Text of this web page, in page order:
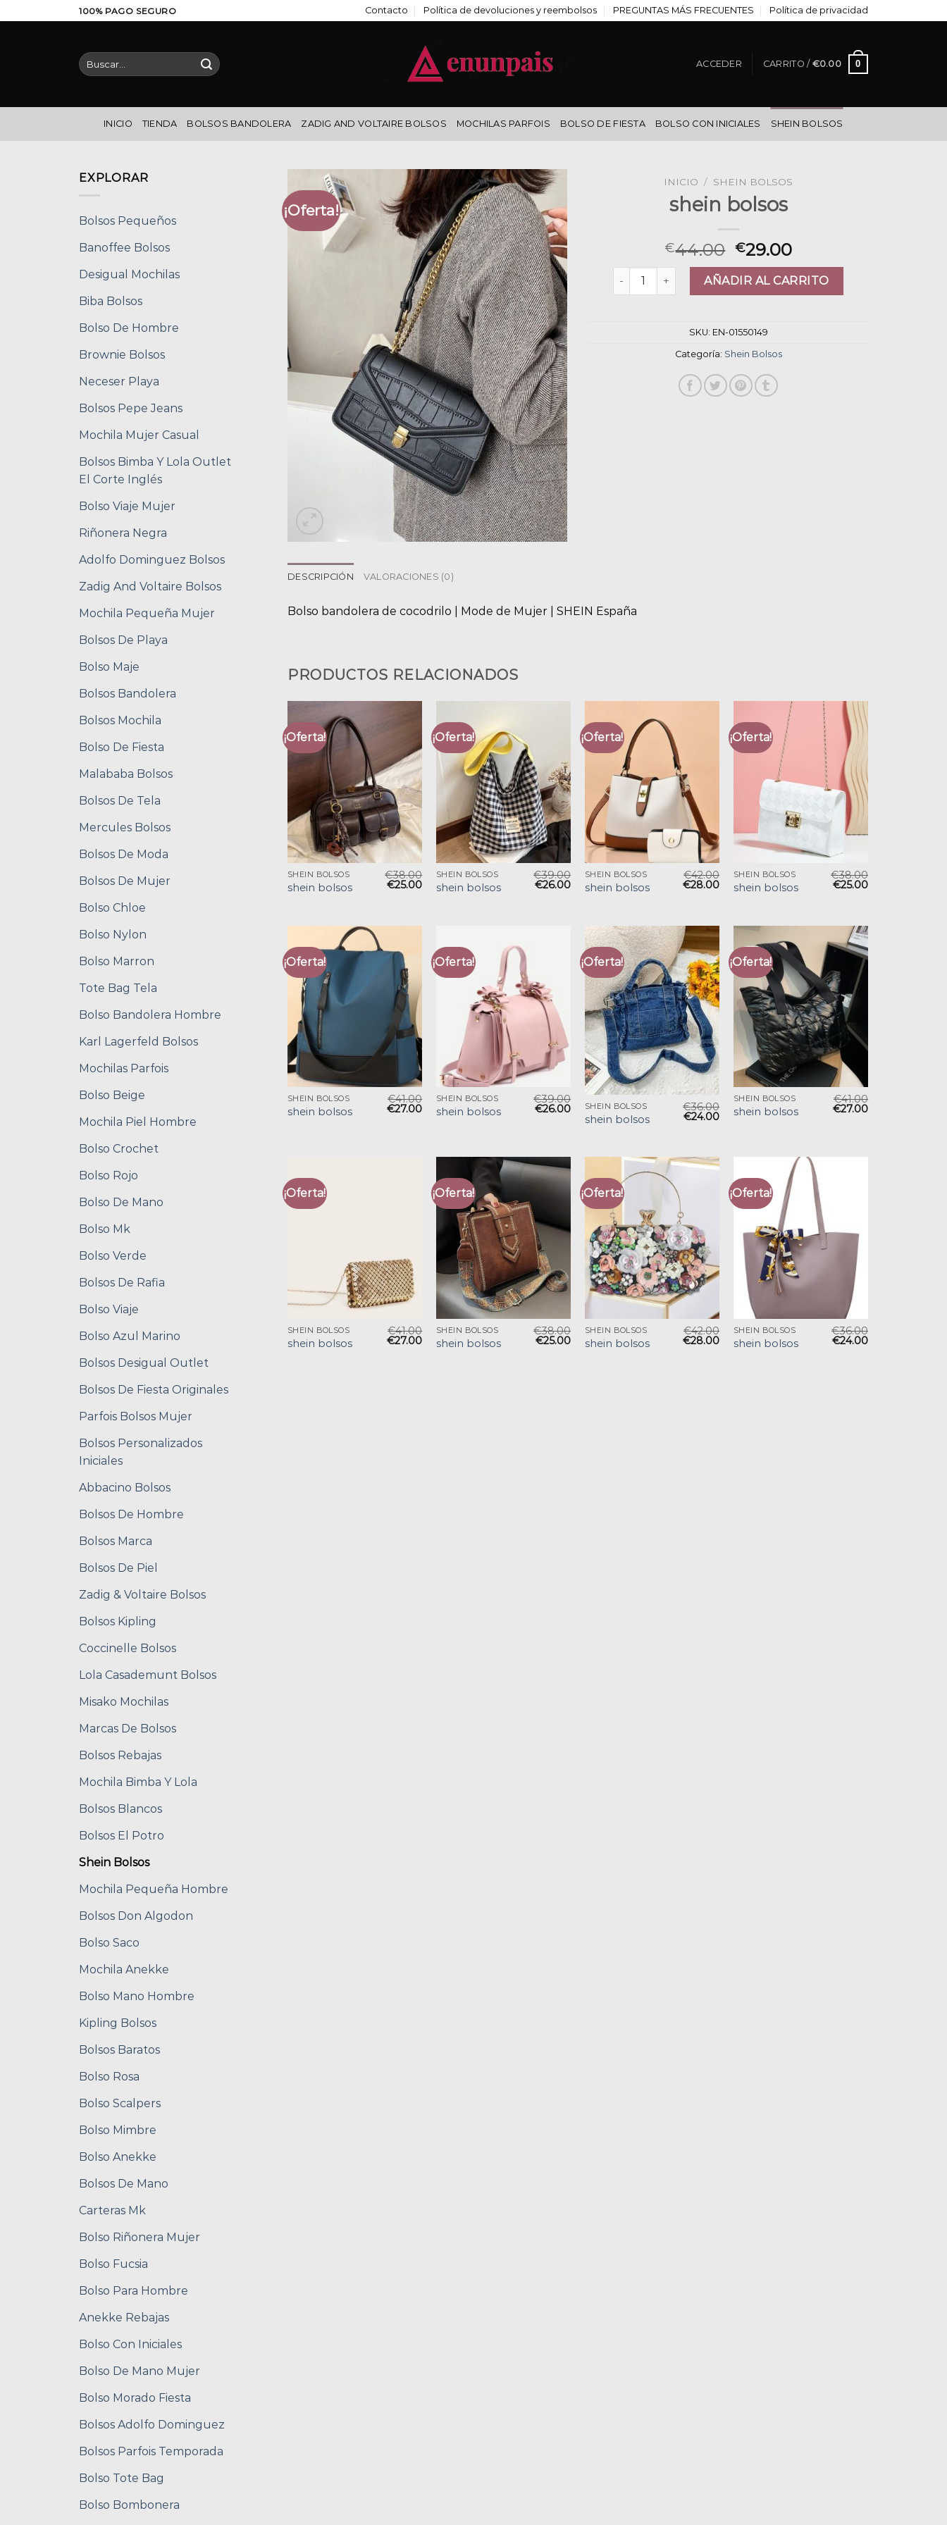
al
100% PAGO SEGURO Contacto Política de devoluciones y reembolsos PREGUNTAS MÁS FRECUENTES Política de privacidad
Buscar
por:
ACCEDER CARRITO / €0.00 0
INICIO TIENDA BOLSOS BANDOLERA ZADIG AND VOLTAIRE BOLSOS MOCHILAS PARFOIS BOLSO DE FIESTA BOLSO CON INICIALES SHEIN BOLSOS
EXPLORAR
Bolsos Pequeños
Banoffee Bolsos
Desigual Mochilas
Biba Bolsos
Bolso De Hombre
Brownie Bolsos
Neceser Playa
Bolsos Pepe Jeans
Mochila Mujer Casual
Bolsos Bimba Y Lola Outlet
El Corte Inglés
Bolso Viaje Mujer
Riñonera Negra
Adolfo Dominguez Bolsos
Zadig And Voltaire Bolsos
Mochila Pequeña Mujer
Bolsos De Playa
Bolso Maje
Bolsos Bandolera
Bolsos Mochila
Bolso De Fiesta
Malababa Bolsos
Bolsos De Tela
Mercules Bolsos
Bolsos De Moda
Bolsos De Mujer
Bolso Chloe
Bolso Nylon
Bolso Marron
Tote Bag Tela
Bolso Bandolera Hombre
Karl Lagerfeld Bolsos
Mochilas Parfois
Bolso Beige
Mochila Piel Hombre
Bolso Crochet
Bolso Rojo
Bolso De Mano
Bolso Mk
Bolso Verde
Bolsos De Rafia
Bolso Viaje
Bolso Azul Marino
Bolsos Desigual Outlet
Bolsos De Fiesta Originales
Parfois Bolsos Mujer
Bolsos Personalizados
Iniciales
Abbacino Bolsos
Bolsos De Hombre
Bolsos Marca
Bolsos De Piel
Zadig & Voltaire Bolsos
Bolsos Kipling
Coccinelle Bolsos
Lola Casademunt Bolsos
Misako Mochilas
Marcas De Bolsos
Bolsos Rebajas
Mochila Bimba Y Lola
Bolsos Blancos
Bolsos El Potro
Shein Bolsos
Mochila Pequeña Hombre
Bolsos Don Algodon
Bolso Saco
Mochila Anekke
Bolso Mano Hombre
Kipling Bolsos
Bolsos Baratos
Bolso Rosa
Bolso Scalpers
Bolso Mimbre
Bolso Anekke
Bolsos De Mano
Carteras Mk
Bolso Riñonera Mujer
Bolso Fucsia
Bolso Para Hombre
Anekke Rebajas
Bolso Con Iniciales
Bolso De Mano Mujer
Bolso Morado Fiesta
Bolsos Adolfo Dominguez
Bolsos Parfois Temporada
Bolso Tote Bag
Bolso Bombonera
¡Oferta!
INICIO / SHEIN BOLSOS
shein bolsos
€44.00 €29.00
shein bolsos cantidadAÑADIR AL CARRITO
SKU: EN-01550149
Categoría: Shein Bolsos
DESCRIPCIÓN VALORACIONES (0)
Bolso bandolera de cocodrilo | Mode de Mujer | SHEIN España
PRODUCTOS RELACIONADOS
¡Oferta!
SHEIN BOLSOS
shein bolsos
€38.00
€25.00
¡Oferta!
SHEIN BOLSOS
shein bolsos
€39.00
€26.00
¡Oferta!
SHEIN BOLSOS
shein bolsos
€42.00
€28.00
¡Oferta!
SHEIN BOLSOS
shein bolsos
€38.00
€25.00
¡Oferta!
SHEIN BOLSOS
shein bolsos
€41.00
€27.00
¡Oferta!
SHEIN BOLSOS
shein bolsos
€39.00
€26.00
¡Oferta!
SHEIN BOLSOS
shein bolsos
€36.00
€24.00
¡Oferta!
SHEIN BOLSOS
shein bolsos
€41.00
€27.00
¡Oferta!
SHEIN BOLSOS
shein bolsos
€41.00
€27.00
¡Oferta!
SHEIN BOLSOS
shein bolsos
€38.00
€25.00
¡Oferta!
SHEIN BOLSOS
shein bolsos
€42.00
€28.00
¡Oferta!
SHEIN BOLSOS
shein bolsos
€36.00
€24.00